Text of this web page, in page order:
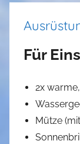
Verband
Für
2x
Mütze